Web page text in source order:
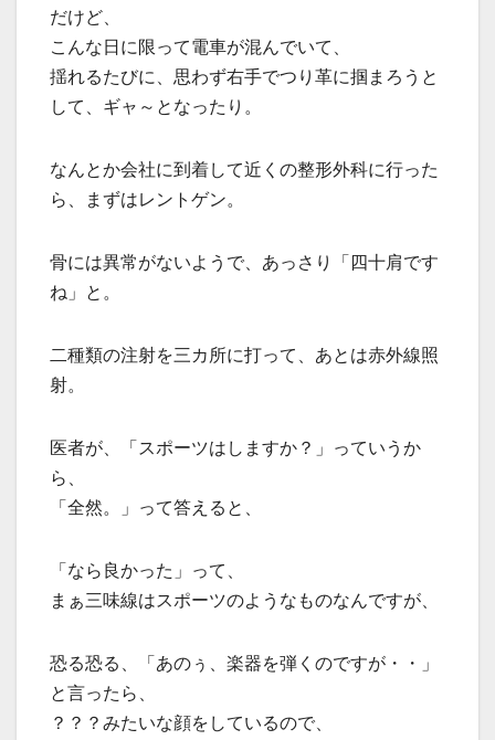
だけど、
こんな日に限って電車が混んでいて、
揺れるたびに、思わず右手でつり革に掴まろうと
して、ギャ～となったり。
なんとか会社に到着して近くの整形外科に行った
ら、まずはレントゲン。
骨には異常がないようで、あっさり「四十肩です
ね」と。
二種類の注射を三カ所に打って、あとは赤外線照
射。
医者が、「スポーツはしますか？」っていうか
ら、
「全然。」って答えると、
「なら良かった」って、
まぁ三味線はスポーツのようなものなんですが、
恐る恐る、「あのぅ、楽器を弾くのですが・・」
と言ったら、
？？？みたいな顔をしているので、